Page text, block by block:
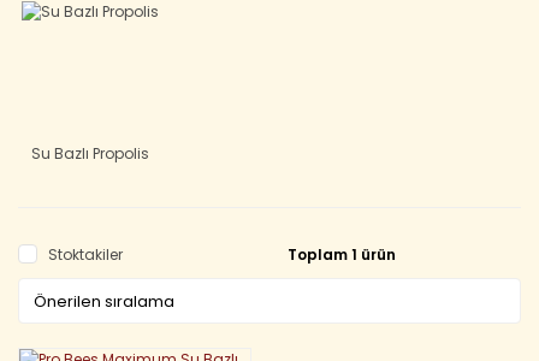
Su Bazlı Propolis
Stoktakiler Toplam 1 ürün